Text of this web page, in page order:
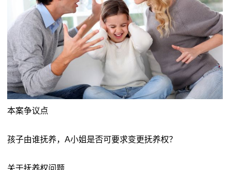
本案争议点
孩子由谁抚养，A小姐是否可要求变更抚养权？
关于抚养权问题